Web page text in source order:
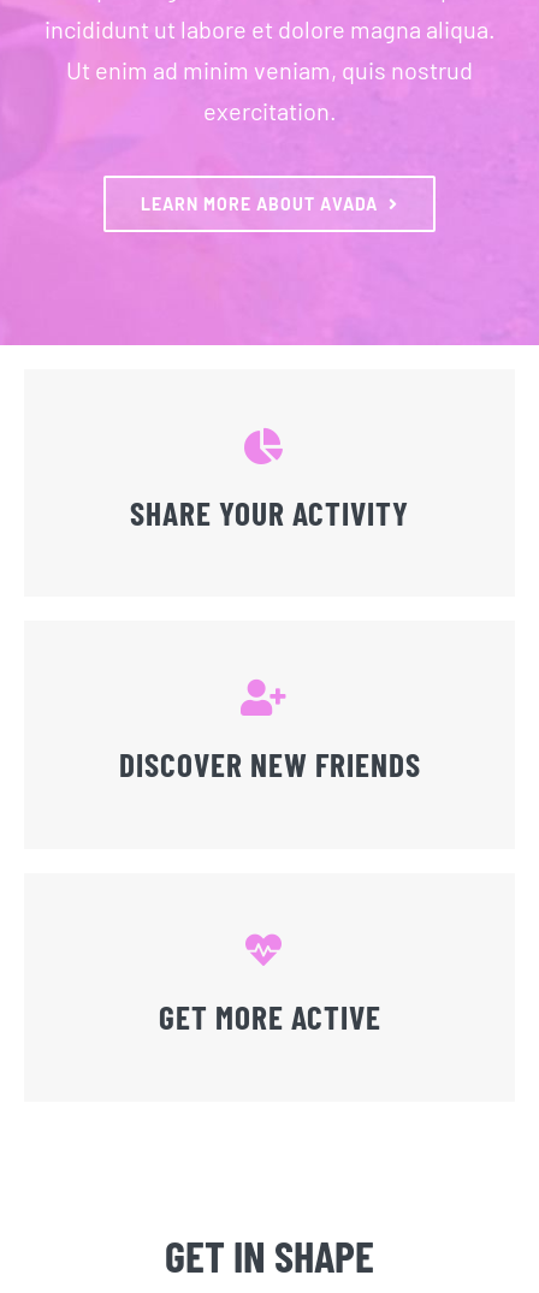
incididunt ut labore et dolore magna aliqua.
Ut enim ad minim veniam, quis nostrud
exercitation.
LEARN MORE ABOUT AVADA
SHARE YOUR ACTIVITY
DISCOVER NEW FRIENDS
GET MORE ACTIVE
GET IN SHAPE